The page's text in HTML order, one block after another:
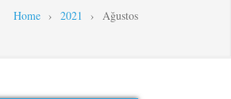
Home › 2021 › Ağustos